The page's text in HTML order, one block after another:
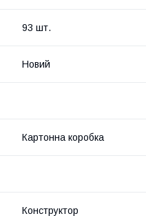
93 шт.
Новий
Картонна коробка
Конструктор